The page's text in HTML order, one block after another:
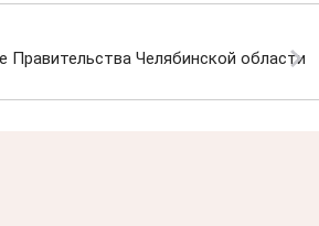
Правительства Челябинской области